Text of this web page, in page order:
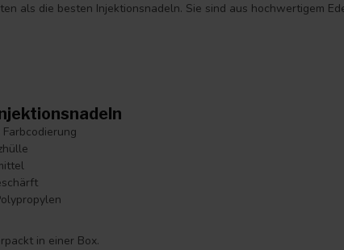
als die besten Injektionsnadeln. Sie sind aus hochwertigem
in einer Box.